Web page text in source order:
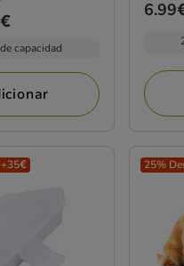
capacidad
Preço
10.99€
25%